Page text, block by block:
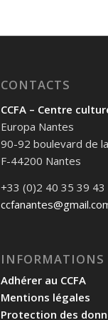
CONTACTS
CCFA – Centre
Europa Nantes
90-92 boulevard de
F-44200 Nantes
+33 (0)2 40 35 39 43
INFORMATIONS
Adhérer au CCFA
Mentions légales
Protection des